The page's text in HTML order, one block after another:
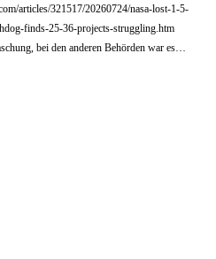
articles/321517/20260724/nasa-lost-1-5-
finds-25-36-projects-struggling.htm
bei den anderen Behörden war es…